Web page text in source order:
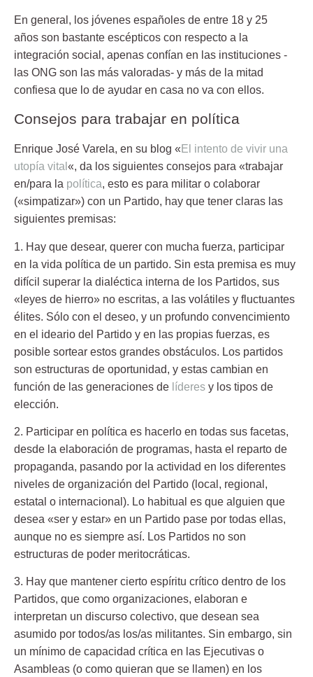
En general, los jóvenes españoles de entre 18 y 25
años son bastante escépticos con respecto a la
integración social, apenas confían en las instituciones -
las ONG son las más valoradas- y más de la mitad
confiesa que lo de ayudar en casa no va con ellos.
Consejos para trabajar en política
Enrique José Varela, en su blog « El intento de vivir una
utopía vital «, da los siguientes consejos para «trabajar
en/para la política, esto es para militar o colaborar
(«simpatizar») con un Partido, hay que tener claras las
siguientes premisas:
1. Hay que desear, querer con mucha fuerza, participar
en la vida política de un partido. Sin esta premisa es muy
difícil superar la dialéctica interna de los Partidos, sus
«leyes de hierro» no escritas, a las volátiles y fluctuantes
élites. Sólo con el deseo, y un profundo convencimiento
en el ideario del Partido y en las propias fuerzas, es
posible sortear estos grandes obstáculos. Los partidos
son estructuras de oportunidad, y estas cambian en
función de las generaciones de líderes y los tipos de
elección.
2. Participar en política es hacerlo en todas sus facetas,
desde la elaboración de programas, hasta el reparto de
propaganda, pasando por la actividad en los diferentes
niveles de organización del Partido (local, regional,
estatal o internacional). Lo habitual es que alguien que
desea «ser y estar» en un Partido pase por todas ellas,
aunque no es siempre así. Los Partidos no son
estructuras de poder meritocráticas.
3. Hay que mantener cierto espíritu crítico dentro de los
Partidos, que como organizaciones, elaboran e
interpretan un discurso colectivo, que desean sea
asumido por todos/as los/as militantes. Sin embargo, sin
un mínimo de capacidad crítica en las Ejecutivas o
Asambleas (o como quieran que se llamen) en los